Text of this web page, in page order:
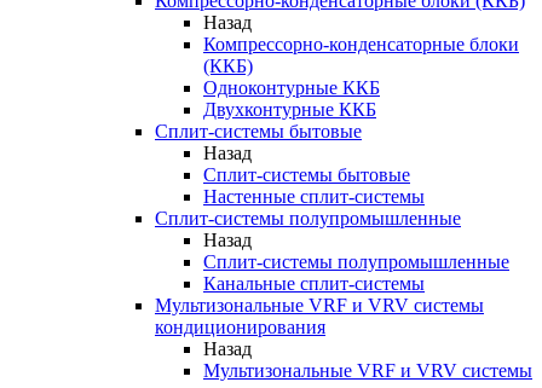
Назад
Компрессорно-конденсаторные блоки
(ККБ)
Одноконтурные ККБ
Двухконтурные ККБ
Сплит-системы бытовые
Назад
Сплит-системы бытовые
Настенные сплит-системы
Сплит-системы полупромышленные
Назад
Сплит-системы полупромышленные
Канальные сплит-системы
Мультизональные VRF и VRV системы
кондиционирования
Назад
Мультизональные VRF и VRV системы